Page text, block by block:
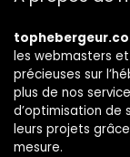
les webmasters
précieuses sur
plus de nos
d’optimisation de
leurs projets
mesure.